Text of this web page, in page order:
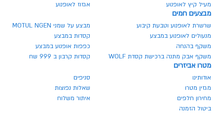
מעיל קיץ לאופנוע
אגזוז לאופנוע
מבצעים חמים
שרשרת לאופנוע וטבעת קיבוע
מבצע על שמני MOTUL NGEN
מנעולים לאופנוע במבצע
קסדות במבצע
משקף בהנחה
כפפות אופנוע במבצע
משקף אבק מתנה ברכישת קסדת WOLF
קסדות קרבון ב 999 שח
מטרו אביזרים
אודותינו
סניפים
מגזין מטרו
שאלות נפוצות
מחירון חלפים
איתור משלוח
ביטול הזמנה